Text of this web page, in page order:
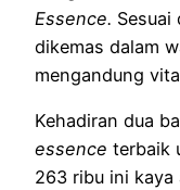
Essence. Sesuai
dikemas dalam
mengandung
Kehadiran dua
essence terbaik
263 ribu ini